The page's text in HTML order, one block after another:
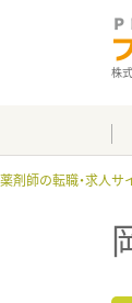
株
薬剤師の転職・求人